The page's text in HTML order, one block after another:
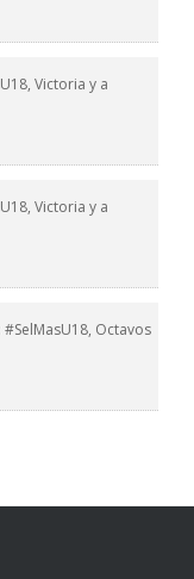
Victoria y a
Victoria y a
#SelMasU18, Octavos